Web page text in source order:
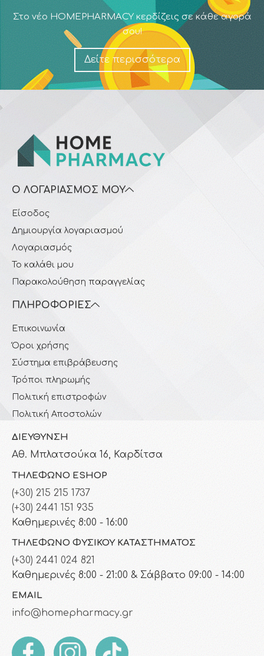
Στο νέο HOMEPHARMACY κερδίζεις σε κάθε αγορά
σου!
Δείτε περισσότερα
Ο ΛΟΓΑΡΙΑΣΜΌΣ ΜΟΥ
Είσοδος
Δημιουργία λογαριασμού
Λογαριασμός
Το καλάθι μου
Παρακολούθηση παραγγελίας
ΠΛΗΡΟΦΟΡΊΕΣ
Επικοινωνία
Όροι χρήσης
Σύστημα επιβράβευσης
Τρόποι πληρωμής
Πολιτική επιστροφών
Πολιτική Αποστολών
ΔΙΕΎΘΥΝΣΗ
Αθ. Μπλατσούκα 16, Καρδίτσα
ΤΗΛΈΦΩΝΟ ESHOP
(+30) 215 215 1737
(+30) 2441 151 935
Καθημερινές 8:00 - 16:00
ΤΗΛΈΦΩΝΟ ΦΥΣΙΚΟΎ ΚΑΤΑΣΤΉΜΑΤΟΣ
(+30) 2441 024 821
Καθημερινές 8:00 - 21:00 & Σάββατο 09:00 - 14:00
EMAIL
info@homepharmacy.gr